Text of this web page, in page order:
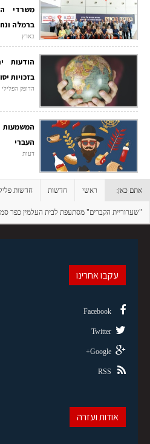
משרדי
ברמלה
בארץ
הודעות
בזכויות
הדופק הפלילי
העברי
דעות
אתם כאן: ראשי חדשות חדשות
עקבו אחרינו
Facebook
Twitter
Google+
RSS
אודות ועזרה